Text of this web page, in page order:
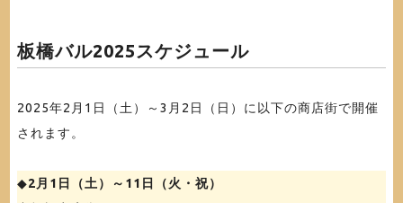
板橋バル2025スケジュール
2025年2月1日（土）～3月2日（日）に以下の商店街で開催
されます。
◆2月1日（土）～11日（火・祝）